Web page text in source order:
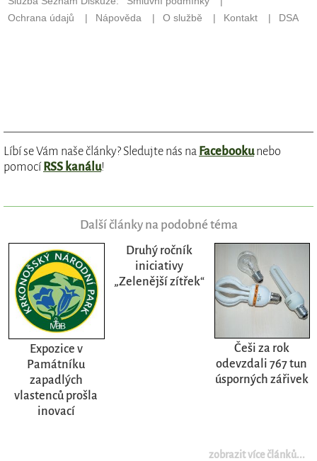
Líbí se Vám naše články? Sledujte nás na Facebookunebo
pomocíRSS kanálu!
Další články na podobné téma
Expozice v
Památníku
zapadlých
vlastenců prošla
inovací
Druhý ročník
iniciativy
„Zelenější zítřek“
Češi za rok
odevzdali 767 tun
úsporných zářivek
zobrazit více článků...